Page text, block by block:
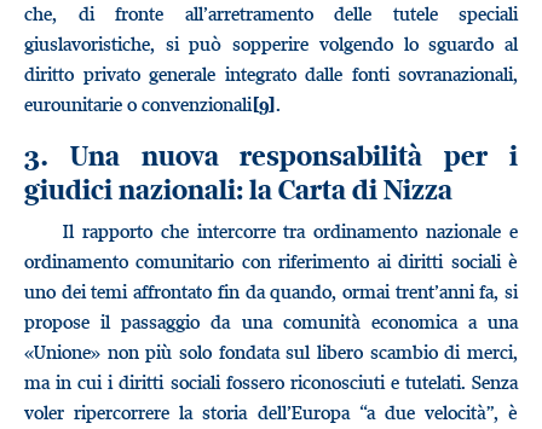
che, di fronte all’arretramento delle tutele speciali
giuslavoristiche, si può sopperire volgendo lo sguardo al
diritto privato generale integrato dalle fonti sovranazionali,
eurounitarie o convenzionali[9].
3. Una nuova responsabilità per i
giudici nazionali: la Carta di Nizza
Il rapporto che intercorre tra ordinamento nazionale e
ordinamento comunitario con riferimento ai diritti sociali è
uno dei temi affrontato fin da quando, ormai trent’anni fa, si
propose il passaggio da una comunità economica a una
«Unione» non più solo fondata sul libero scambio di merci,
ma in cui i diritti sociali fossero riconosciuti e tutelati. Senza
voler ripercorrere la storia dell’Europa “a due velocità”, è